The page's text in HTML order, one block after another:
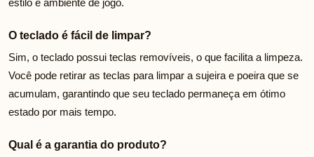
estilo e ambiente de jogo.
O teclado é fácil de limpar?
Sim, o teclado possui teclas removíveis, o que facilita a limpeza.
Você pode retirar as teclas para limpar a sujeira e poeira que se
acumulam, garantindo que seu teclado permaneça em ótimo
estado por mais tempo.
Qual é a garantia do produto?